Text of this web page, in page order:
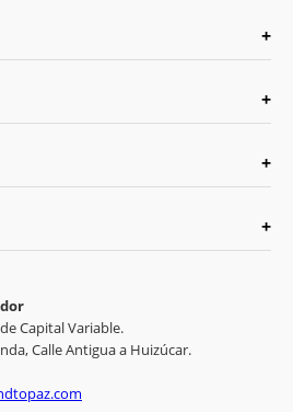
Capital Variable.
Calle Antigua a Huizúcar.